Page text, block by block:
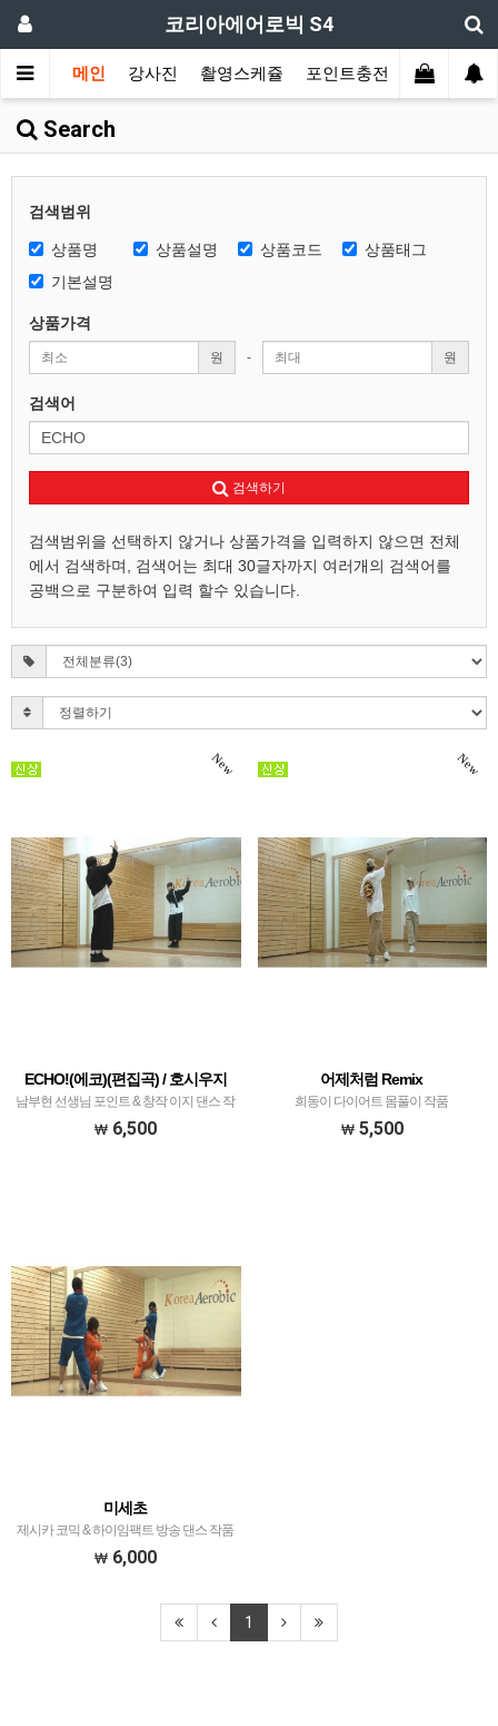
코리아에어로빅 S4
메인 강사진 촬영스케쥴 포인트충전 장르별 모음
Search
검색범위
상품명 상품설명 상품코드
상품태그
기본설명
상품가격
원 - 원
검색어
검색하기
검색범위을 선택하지 않거나 상품가격을 입력하지 않으면 전체
에서 검색하며, 검색어는 최대 30글자까지 여러개의 검색어를
공백으로 구분하여 입력 할수 있습니다.
New
ECHO!(에코)(편집곡) / 호시우지
남부현 선생님 포인트 & 창작 이지 댄스 작
품
6,500
New
어제처럼 Remix
희동이 다이어트 몸풀이 작품
5,500
미세초
제시카 코믹 & 하이임팩트 방송 댄스 작품
(with 희동이)
6,000
1